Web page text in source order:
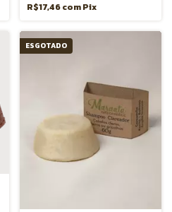
R$17,46comPix
ESGOTADO